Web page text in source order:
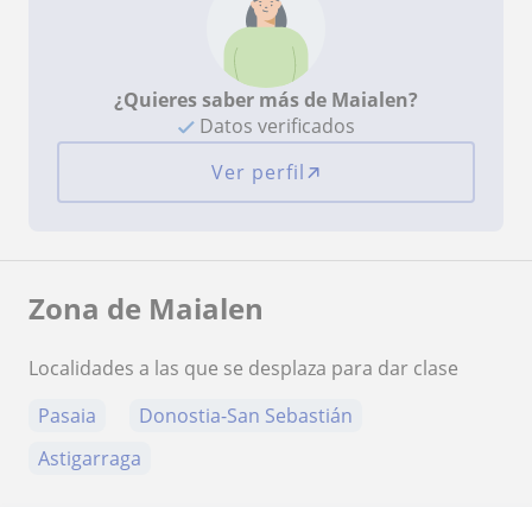
¿Quieres saber más de Maialen?
Datos verificados
Ver perfil
Zona de Maialen
Localidades a las que se desplaza para dar clase
Pasaia
Donostia-San Sebastián
Astigarraga